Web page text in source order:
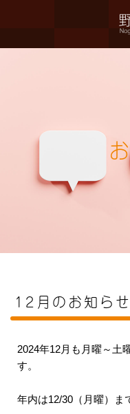
12月のお知らせ
2024年12月も月曜～土
す。
年内は12/30（月曜）ま